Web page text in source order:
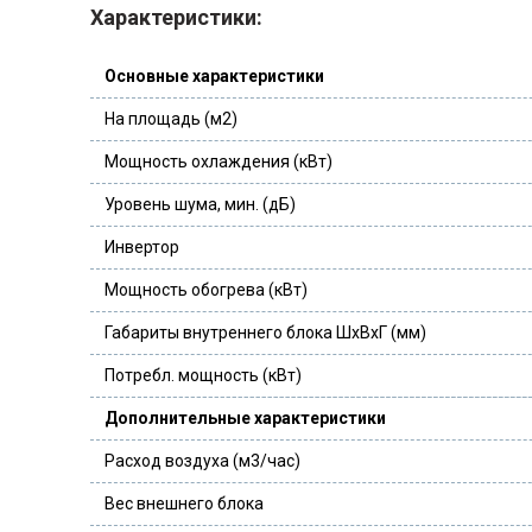
Характеристики:
Основные характеристики
На площадь (м2)
Мощность охлаждения (кВт)
Уровень шума, мин. (дБ)
Инвертор
Мощность обогрева (кВт)
Габариты внутреннего блока ШхВхГ (мм)
Потребл. мощность (кВт)
Дополнительные характеристики
Расход воздуха (м3/час)
Вес внешнего блока